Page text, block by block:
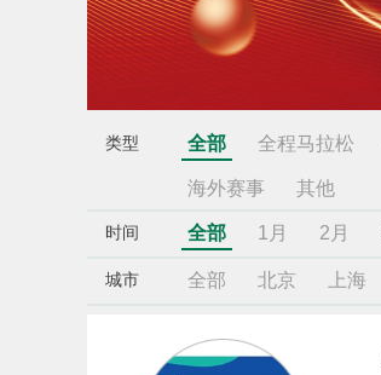
类型 全部 全程马拉松
海外赛事 其他
时间 全部 1月 2月
城市 全部 北京 上海